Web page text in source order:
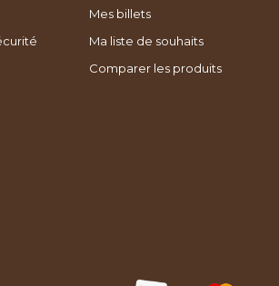
Mes billets
Ma liste de souhaits
Comparer les produits